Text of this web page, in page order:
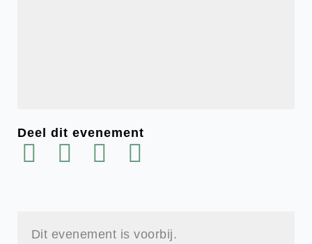
Deel dit evenement
Dit evenement is voorbij.